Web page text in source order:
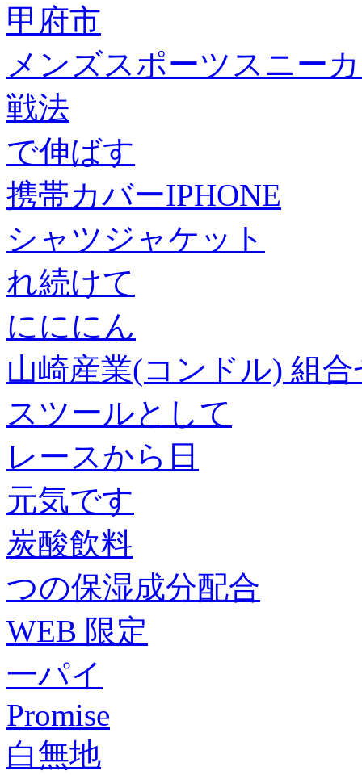
甲府市
メンズスポーツスニー
戦法
で伸ばす
携帯カバーIPHONE
シャツジャケット
れ続けて
にににん
山崎産業(コンドル) 組合
スツールとして
レースから日
元気です
炭酸飲料
つの保湿成分配合
WEB 限定
一パイ
Promise
白無地